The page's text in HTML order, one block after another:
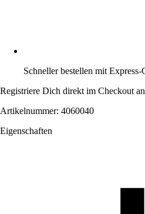
Schneller bestellen mit Express-
Registriere Dich direkt im Checkout
Artikelnummer: 4060040
Eigenschaften